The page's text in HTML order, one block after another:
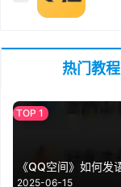
热门教程
《QQ空间》如何发
2025-06-15